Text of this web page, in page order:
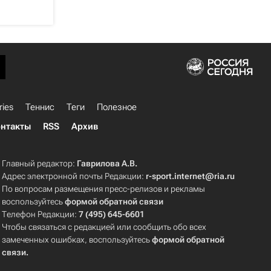
Теннис Теги
Полезное
RSS Архив
Главный редактор: Гаврилова А.В.
Адрес электронной почты Редакции: r-sport.internet@ria.ru
По вопросам размещения пресс-релизов и рекламы
воспользуйтесьформой обратной связи
Телефон Редакции:7 (495) 645-6601
Чтобы связаться с редакцией или сообщить обо всех
замеченных ошибках, воспользуйтесьформой обратной
связи.